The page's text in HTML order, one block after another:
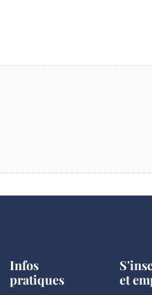
Infos
pratiques
et